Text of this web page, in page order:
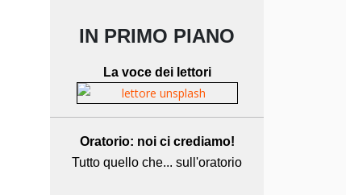
IN PRIMO PIANO
La voce dei lettori
Oratorio: noi ci crediamo!
Tutto quello che... sull'oratorio